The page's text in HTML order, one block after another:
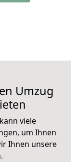
Umzug
viele
um Ihnen
Ihnen unsere